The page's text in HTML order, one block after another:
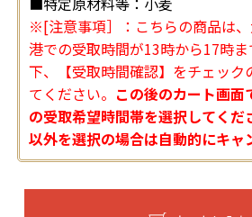
※[注意事項］：こちらの商品は
港での受取時間が13時から17時
下、【受取時間確認】をチェック
てください。 この後のカート画
の受取希望時間帯を選択してくだ
以外を選択の場合は自動的にキャ